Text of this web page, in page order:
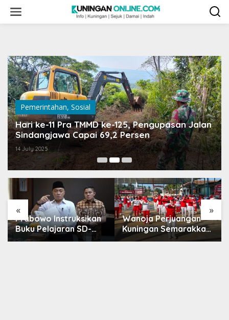
content
Pemerintahan, Sosial
Hari ke-11 Pra TMMD ke-125, Pengupasan Jalan
Sindangjawa Capai 69,2 Persen
14 July 2025
« »
Prabowo Instruksikan
Buku Pelajaran SD-
SMA Dibenahi, Jadikan
Wanoja Perjuangan
Kuningan Semarakkan
HUT ke-8 RI, Indah Nur